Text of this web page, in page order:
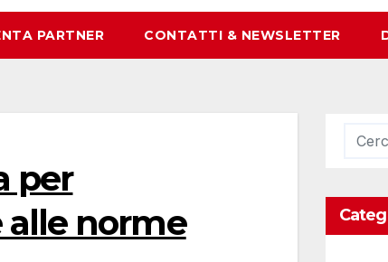
PARTNER CONTATTI & NEWSLETTER
per
alle norme